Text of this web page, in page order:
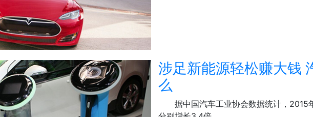
涉足新能源轻松赚大钱
么
据中国汽车工业协会数据统计，